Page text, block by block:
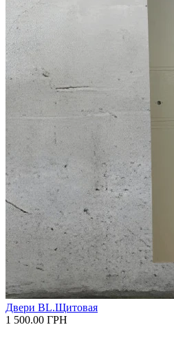
Двери BL.Щитовая
1 500.00 ГРН